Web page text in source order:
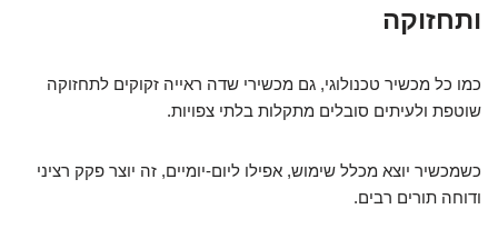
ותחזוקה
כמו כל מכשיר טכנולוגי, גם מכשירי שדה ראייה זקוקים לתחזוקה
שוטפת ולעיתים סובלים מתקלות בלתי צפויות.
כשמכשיר יוצא מכלל שימוש, אפילו ליום-יומיים, זה יוצר פקק רציני
ודוחה תורים רבים.